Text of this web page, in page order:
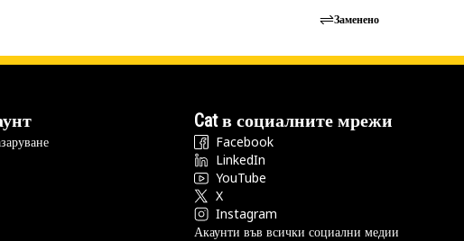
Заменено
Cat в социалните мрежи
Facebook
LinkedIn
YouTube
X
Instagram
Акаунти във всички социални медии